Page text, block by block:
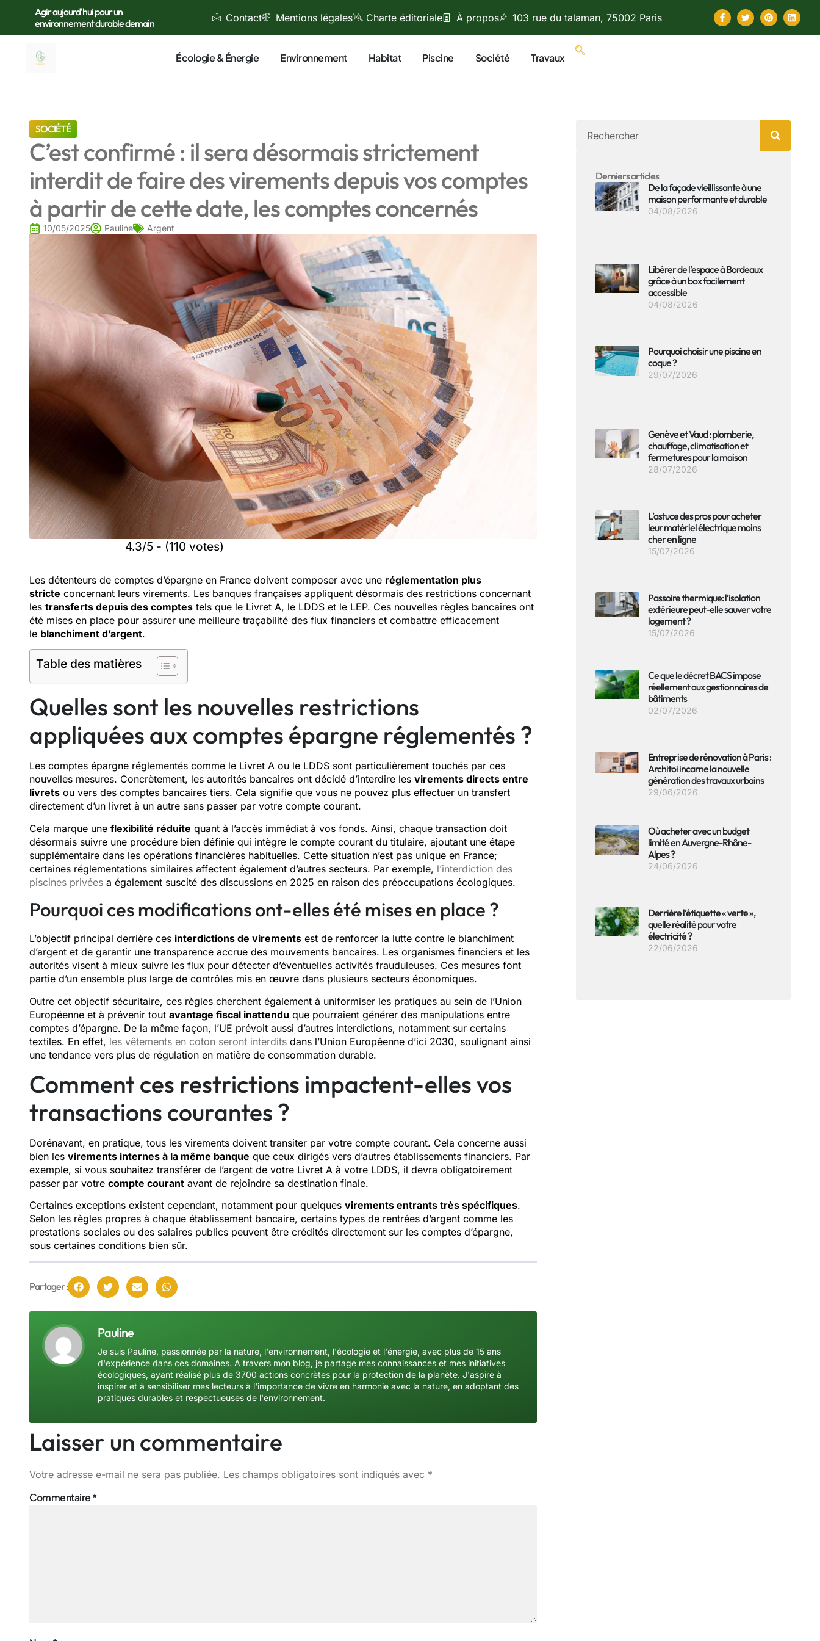
Agir aujourd'hui pour un
environnement durable demain
Contact Mentions légales Charte éditoriale À propos 103 rue du talaman, 75002 Paris
Écologie & Énergie Environnement Habitat Piscine Société Travaux
SOCIÉTÉ
C’est confirmé : il sera désormais strictement
interdit de faire des virements depuis vos comptes
à partir de cette date, les comptes concernés
10/05/2025 Pauline Argent
4.3/5 - (110 votes)
Les détenteurs de comptes d’épargne en France doivent composer avec une réglementation plus
stricte concernant leurs virements. Les banques françaises appliquent désormais des restrictions concernant
les transferts depuis des comptes tels que le Livret A, le LDDS et le LEP. Ces nouvelles règles bancaires ont
été mises en place pour assurer une meilleure traçabilité des flux financiers et combattre efficacement
le blanchiment d’argent.
Table des matières
Quelles sont les nouvelles restrictions
appliquées aux comptes épargne réglementés ?
Les comptes épargne réglementés comme le Livret A ou le LDDS sont particulièrement touchés par ces
nouvelles mesures. Concrètement, les autorités bancaires ont décidé d’interdire les virements directs entre
livrets ou vers des comptes bancaires tiers. Cela signifie que vous ne pouvez plus effectuer un transfert
directement d’un livret à un autre sans passer par votre compte courant.
Cela marque une flexibilité réduite quant à l’accès immédiat à vos fonds. Ainsi, chaque transaction doit
désormais suivre une procédure bien définie qui intègre le compte courant du titulaire, ajoutant une étape
supplémentaire dans les opérations financières habituelles. Cette situation n’est pas unique en France;
certaines réglementations similaires affectent également d’autres secteurs. Par exemple, l’interdiction des
piscines privées a également suscité des discussions en 2025 en raison des préoccupations écologiques.
Pourquoi ces modifications ont-elles été mises en place ?
L’objectif principal derrière ces interdictions de virements est de renforcer la lutte contre le blanchiment
d’argent et de garantir une transparence accrue des mouvements bancaires. Les organismes financiers et les
autorités visent à mieux suivre les flux pour détecter d’éventuelles activités frauduleuses. Ces mesures font
partie d’un ensemble plus large de contrôles mis en œuvre dans plusieurs secteurs économiques.
Outre cet objectif sécuritaire, ces règles cherchent également à uniformiser les pratiques au sein de l’Union
Européenne et à prévenir tout avantage fiscal inattendu que pourraient générer des manipulations entre
comptes d’épargne. De la même façon, l’UE prévoit aussi d’autres interdictions, notamment sur certains
textiles. En effet, les vêtements en coton seront interdits dans l’Union Européenne d’ici 2030, soulignant ainsi
une tendance vers plus de régulation en matière de consommation durable.
Comment ces restrictions impactent-elles vos
transactions courantes ?
Dorénavant, en pratique, tous les virements doivent transiter par votre compte courant. Cela concerne aussi
bien les virements internes à la même banque que ceux dirigés vers d’autres établissements financiers. Par
exemple, si vous souhaitez transférer de l’argent de votre Livret A à votre LDDS, il devra obligatoirement
passer par votre compte courant avant de rejoindre sa destination finale.
Certaines exceptions existent cependant, notamment pour quelques virements entrants très spécifiques.
Selon les règles propres à chaque établissement bancaire, certains types de rentrées d’argent comme les
prestations sociales ou des salaires publics peuvent être crédités directement sur les comptes d’épargne,
sous certaines conditions bien sûr.
Partager :
Pauline
Je suis Pauline, passionnée par la nature, l'environnement, l'écologie et l'énergie, avec plus de 15 ans
d'expérience dans ces domaines. À travers mon blog, je partage mes connaissances et mes initiatives
écologiques, ayant réalisé plus de 3700 actions concrètes pour la protection de la planète. J'aspire à
inspirer et à sensibiliser mes lecteurs à l'importance de vivre en harmonie avec la nature, en adoptant des
pratiques durables et respectueuses de l'environnement.
Laisser un commentaire
Votre adresse e-mail ne sera pas publiée. Les champs obligatoires sont indiqués avec *
Commentaire*
Derniers articles
De la façade vieillissante à une
maison performante et durable
04/08/2026
Libérer de l’espace à Bordeaux
grâce à un box facilement
accessible
04/08/2026
Pourquoi choisir une piscine en
coque ?
29/07/2026
Genève et Vaud : plomberie,
chauffage, climatisation et
fermetures pour la maison
28/07/2026
L’astuce des pros pour acheter
leur matériel électrique moins
cher en ligne
15/07/2026
Passoire thermique: l’isolation
extérieure peut-elle sauver votre
logement ?
15/07/2026
Ce que le décret BACS impose
réellement aux gestionnaires de
bâtiments
02/07/2026
Entreprise de rénovation à Paris :
Architoi incarne la nouvelle
génération des travaux urbains
29/06/2026
Où acheter avec un budget
limité en Auvergne-Rhône-
Alpes ?
24/06/2026
Derrière l’étiquette « verte »,
quelle réalité pour votre
électricité ?
22/06/2026